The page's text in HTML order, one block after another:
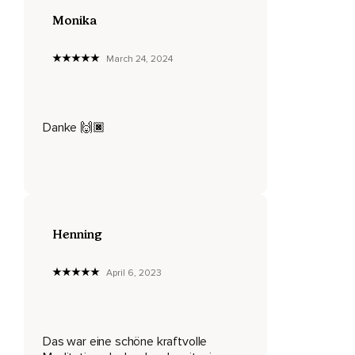
Auf die Höhe deines Herzens.
weiter ein und aus.
Spür genau diese zwei Stellen,
Wo sich deine Hände und dein Körper berühren.
Monika
March 24, 2024
Danke 🙌🏿
Henning
April 6, 2023
Das war eine schöne kraftvolle